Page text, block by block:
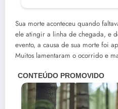
Sua morte aconteceu quando
ele atingir a linha de chegada, e
evento, a causa de sua morte foi
Muitos lamentaram o ocorrido e